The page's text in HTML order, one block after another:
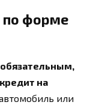
по форме
на
или